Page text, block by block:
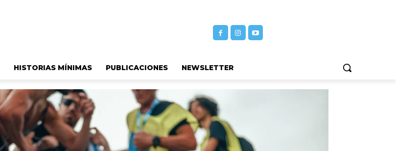
HISTORIAS MÍNIMAS PUBLICACIONES NEWSLETTER